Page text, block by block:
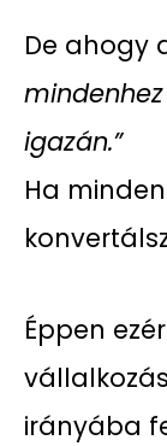
De ahogy
igazán.”
Ha
Éppen
irányába